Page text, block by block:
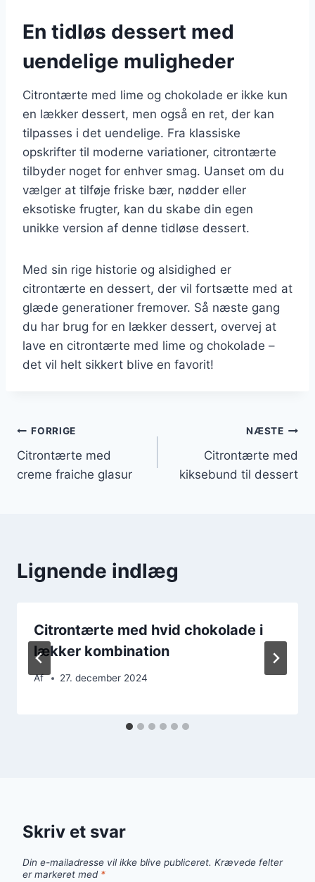
En tidløs dessert med
uendelige muligheder
Citrontærte med lime og chokolade er ikke kun
en lækker dessert, men også en ret, der kan
tilpasses i det uendelige. Fra klassiske
opskrifter til moderne variationer, citrontærte
tilbyder noget for enhver smag. Uanset om du
vælger at tilføje friske bær, nødder eller
eksotiske frugter, kan du skabe din egen
unikke version af denne tidløse dessert.
Med sin rige historie og alsidighed er
citrontærte en dessert, der vil fortsætte med at
glæde generationer fremover. Så næste gang
du har brug for en lækker dessert, overvej at
lave en citrontærte med lime og chokolade –
det vil helt sikkert blive en favorit!
Indlægsnavigation
FORRIGE
Citrontærte med
creme fraiche glasur
NÆSTE
Citrontærte med
kiksebund til dessert
Lignende indlæg
Citrontærte med hvid chokolade i
lækker kombination
Af 27. december 2024
Skriv et svar
Din e-mailadresse vil ikke blive publiceret. Krævede felter
er markeret med *